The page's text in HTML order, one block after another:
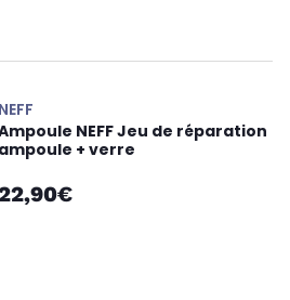
NEFF
NEFF Jeu de réparation
ampoule + verre